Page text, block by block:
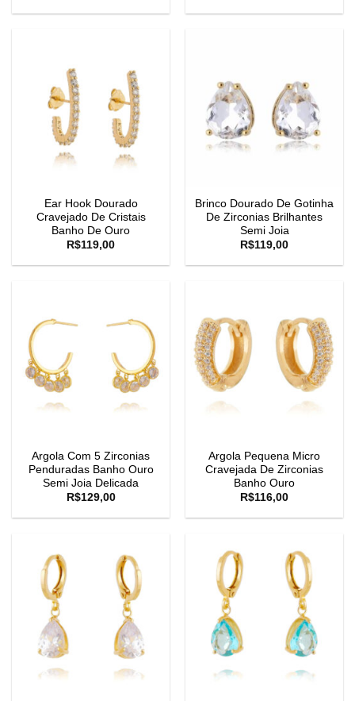
Ear Hook Dourado
Cravejado De Cristais
Banho De Ouro
R$119,00
Brinco Dourado De Gotinha
De Zirconias Brilhantes
Semi Joia
R$119,00
Argola Com 5 Zirconias
Penduradas Banho Ouro
Semi Joia Delicada
R$129,00
Argola Pequena Micro
Cravejada De Zirconias
Banho Ouro
R$116,00